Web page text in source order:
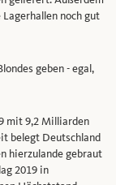
noch gut
geben - egal,
mit 9,2 Milliarden
belegt Deutschland
hierzulande gebraut
2019 in